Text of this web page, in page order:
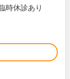
時休診あり